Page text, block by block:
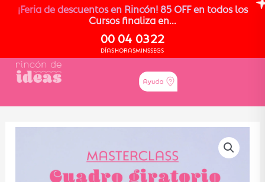
¡Feria de descuentos en Rincón! 85 OFF en todos los
Cursos finaliza en...
00
DÍAS
04
HORAS
03
MINS
22
SEGS